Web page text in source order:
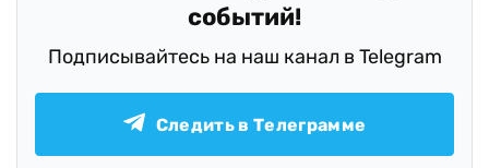
событий!
Подписывайтесь на наш канал в Telegram
Следить в Телеграмме